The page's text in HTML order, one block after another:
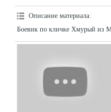
Описание материала:
Боевик по кличке Хмурый из